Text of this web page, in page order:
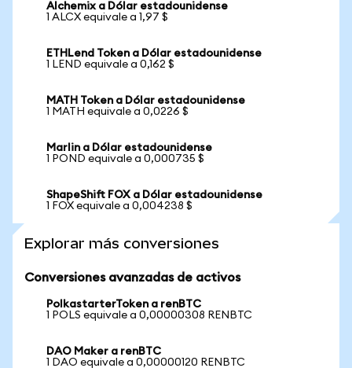
Alchemix a Dólar estadounidense
1 ALCX equivale a 1,97 $
ETHLend Token a Dólar estadounidense
1 LEND equivale a 0,162 $
MATH Token a Dólar estadounidense
1 MATH equivale a 0,0226 $
Marlin a Dólar estadounidense
1 POND equivale a 0,000735 $
ShapeShift FOX a Dólar estadounidense
1 FOX equivale a 0,004238 $
Explorar más conversiones
Conversiones avanzadas de activos
PolkastarterToken a renBTC
1 POLS equivale a 0,00000308 RENBTC
DAO Maker a renBTC
1 DAO equivale a 0,00000120 RENBTC